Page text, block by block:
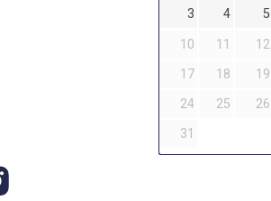
3
4 5
10
11 12
17
18 19
24
25 26
31